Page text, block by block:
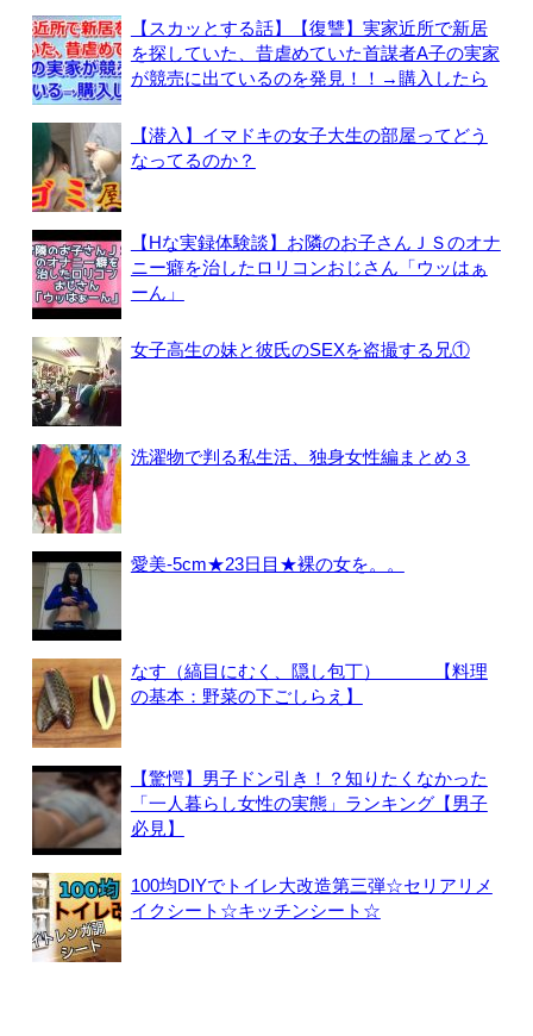
【スカッとする話】【復讐】実家近所で新居
を探していた、昔虐めていた首謀者A子の実家
が競売に出ているのを発見！！→購入したら
【潜入】イマドキの女子大生の部屋ってどう
なってるのか？
【Hな実録体験談】お隣のお子さんＪＳのオナ
ニー癖を治したロリコンおじさん「ウッはぁ
ーん」
女子高生の妹と彼氏のSEXを盗撮する兄①
洗濯物で判る私生活、独身女性編まとめ３
愛美-5cm★23日目★裸の女を。。
なす（縞目にむく、隠し包丁） 【料理
の基本：野菜の下ごしらえ】
【驚愕】男子ドン引き！？知りたくなかった
「一人暮らし女性の実態」ランキング【男子
必見】
100均DIYでトイレ大改造第三弾☆セリアリメ
イクシート☆キッチンシート☆